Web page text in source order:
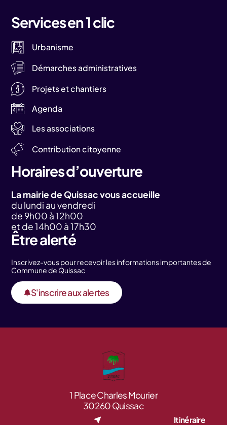
Services en 1 clic
Urbanisme
Démarches administratives
Projets et chantiers
Agenda
Les associations
Contribution citoyenne
Horaires d’ouverture
La mairie de Quissac vous accueille
du lundi au vendredi
de 9h00 à 12h00
et de 14h00 à 17h30
Être alerté
Inscrivez-vous pour recevoir les informations importantes de
Commune de Quissac
S'inscrire aux alertes
1 Place Charles Mourier
30260 Quissac
Itinéraire